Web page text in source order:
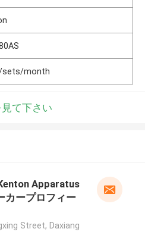
sets/month
て下さい
Apparatus
カープロフィー
Street, Daxiang